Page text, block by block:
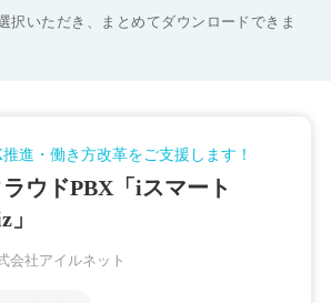
択いただき、まとめてダウンロードできま
進・働き方改革をご支援します！
ウドPBX「iスマート
」
会社アイルネット